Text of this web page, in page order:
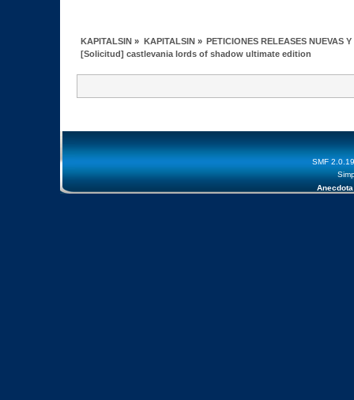
KAPITALSIN » KAPITALSIN» PETICIONES RELEASES NUEVAS
[Solicitud] castlevania lords of shadow ultimate edition
SMF 2.0.19
Anecdota